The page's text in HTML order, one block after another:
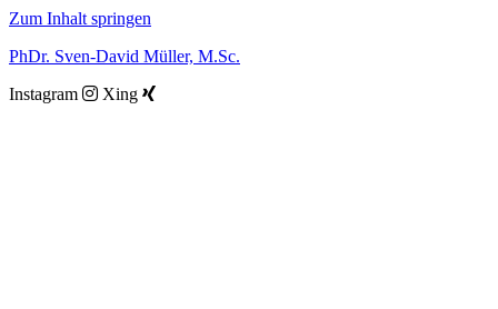
Zum Inhalt springen
PhDr. Sven-David Müller, M.Sc.
Instagram
Xing